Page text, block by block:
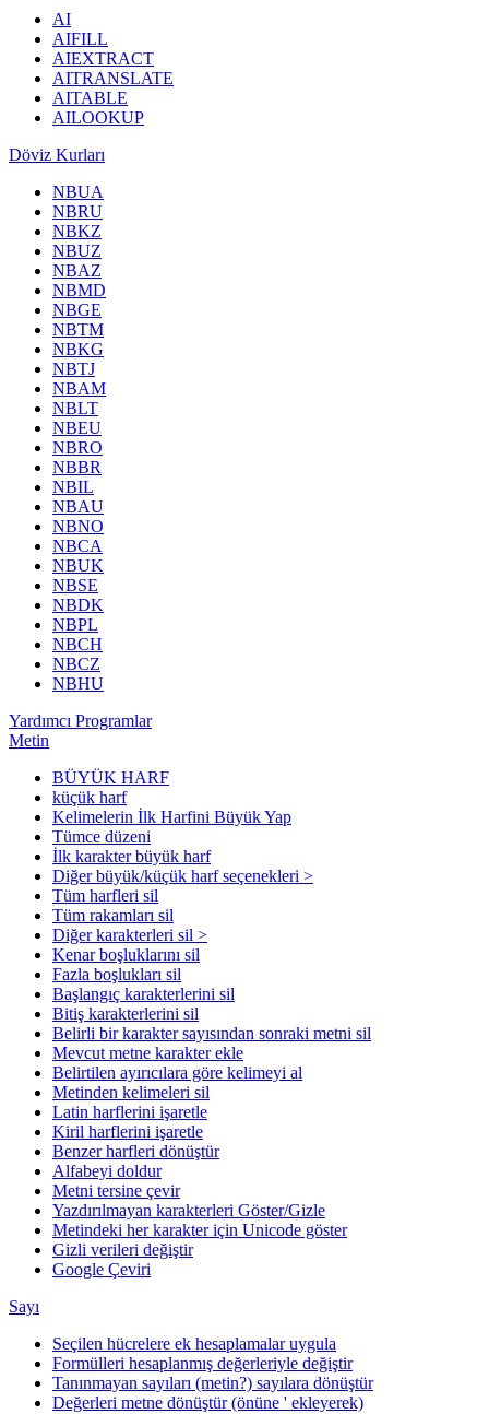
AI
AIFILL
AIEXTRACT
AITRANSLATE
AITABLE
AILOOKUP
Döviz Kurları
NBUA
NBRU
NBKZ
NBUZ
NBAZ
NBMD
NBGE
NBTM
NBKG
NBTJ
NBAM
NBLT
NBEU
NBRO
NBBR
NBIL
NBAU
NBNO
NBCA
NBUK
NBSE
NBDK
NBPL
NBCH
NBCZ
NBHU
Yardımcı Programlar
Metin
BÜYÜK HARF
küçük harf
Kelimelerin İlk Harfini Büyük Yap
Tümce düzeni
İlk karakter büyük harf
Diğer büyük/küçük harf seçenekleri >
Tüm harfleri sil
Tüm rakamları sil
Diğer karakterleri sil >
Kenar boşluklarını sil
Fazla boşlukları sil
Başlangıç karakterlerini sil
Bitiş karakterlerini sil
Belirli bir karakter sayısından sonraki metni sil
Mevcut metne karakter ekle
Belirtilen ayırıcılara göre kelimeyi al
Metinden kelimeleri sil
Latin harflerini işaretle
Kiril harflerini işaretle
Benzer harfleri dönüştür
Alfabeyi doldur
Metni tersine çevir
Yazdırılmayan karakterleri Göster/Gizle
Metindeki her karakter için Unicode göster
Gizli verileri değiştir
Google Çeviri
Sayı
Seçilen hücrelere ek hesaplamalar uygula
Formülleri hesaplanmış değerleriyle değiştir
Tanınmayan sayıları (metin?) sayılara dönüştür
Değerleri metne dönüştür (önüne ' ekleyerek)